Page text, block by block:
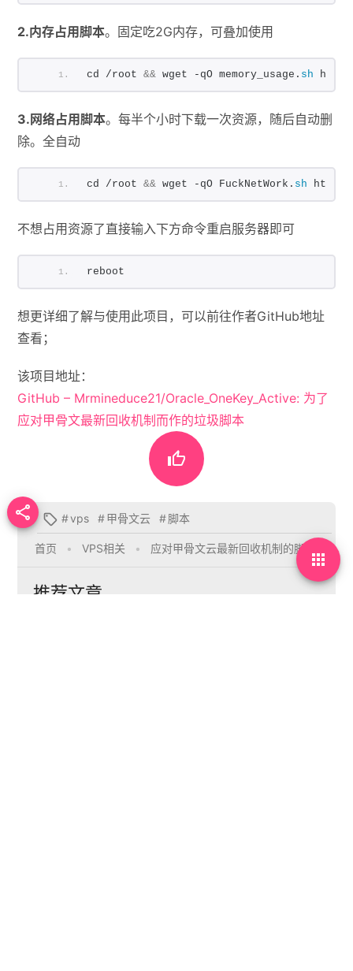
2.内存占用脚本。固定吃2G内存，可叠加使用
cd /root && wget -qO memory_usage. sh
3.网络占用脚本。每半个小时下载一次资源，随后自动删
除。全自动
cd /root && wget -qO FuckNetWork. sh https:
不想占用资源了直接输入下方命令重启服务器即可
reboot
想更详细了解与使用此项目，可以前往作者GitHub地址
查看；
该项目地址：
GitHub – Mrmineduce21/Oracle_OneKey_Active: 为了
应对甲骨文最新回收机制而作的垃圾脚本

  #vps #甲骨文云 #脚本
首页 • VPS相关 • 应对甲骨文云最新回收机制的脚本
推荐文章
